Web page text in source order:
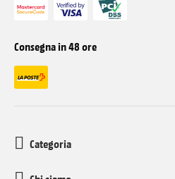
Consegna in 48 ore
Categoria